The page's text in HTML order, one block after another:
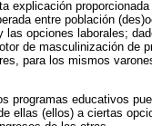
explicación
entre población
opciones laborales;
de masculinización de
para los mismos
programas educativos
ellas (ellos) a ciertas